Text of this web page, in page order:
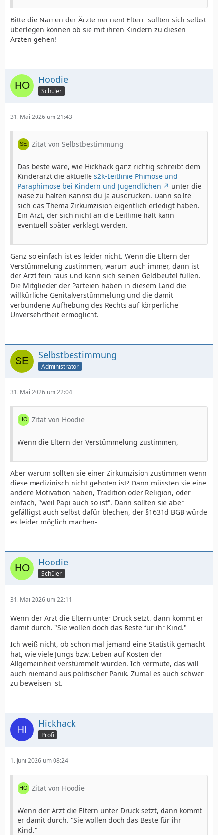
Bitte die Namen der Ärzte nennen! Eltern sollten sich selbst
überlegen können ob sie mit ihren Kindern zu diesen
Ärzten gehen!
Hoodie
Schüler
31. Mai 2026 um 21:43
Zitat von Selbstbestimmung
Das beste wäre, wie Hickhack ganz richtig schreibt dem
Kinderarzt die aktuelle s2k-Leitlinie Phimose und
Paraphimose bei Kindern und Jugendlichen
unter die
Nase zu halten Kannst du ja ausdrucken. Dann sollte
sich das Thema Zirkumzision eigentlich erledigt haben.
Ein Arzt, der sich nicht an die Leitlinie hält kann
eventuell später verklagt werden.
Ganz so einfach ist es leider nicht. Wenn die Eltern der
Verstümmelung zustimmen, warum auch immer, dann ist
der Arzt fein raus und kann sich seinen Geldbeutel füllen.
Die Mitglieder der Parteien haben in diesem Land die
willkürliche Genitalverstümmelung und die damit
verbundene Aufhebung des Rechts auf körperliche
Unversehrtheit ermöglicht.
Selbstbestimmung
Administrator
31. Mai 2026 um 22:04
Zitat von Hoodie
Wenn die Eltern der Verstümmelung zustimmen,
Aber warum sollten sie einer Zirkumzision zustimmen wenn
diese medizinisch nicht geboten ist? Dann müssten sie eine
andere Motivation haben, Tradition oder Religion, oder
einfach, "weil Papi auch so ist". Dann sollten sie aber
gefälligst auch selbst dafür blechen, der §1631d BGB würde
es leider möglich machen-
Hoodie
Schüler
31. Mai 2026 um 22:11
Wenn der Arzt die Eltern unter Druck setzt, dann kommt er
damit durch. "Sie wollen doch das Beste für ihr Kind."
Ich weiß nicht, ob schon mal jemand eine Statistik gemacht
hat, wie viele Jungs bzw. Leben auf Kosten der
Allgemeinheit verstümmelt wurden. Ich vermute, das will
auch niemand aus politischer Panik. Zumal es auch schwer
zu beweisen ist.
Hickhack
Profi
1. Juni 2026 um 08:24
Zitat von Hoodie
Wenn der Arzt die Eltern unter Druck setzt, dann kommt
er damit durch. "Sie wollen doch das Beste für ihr
Kind."